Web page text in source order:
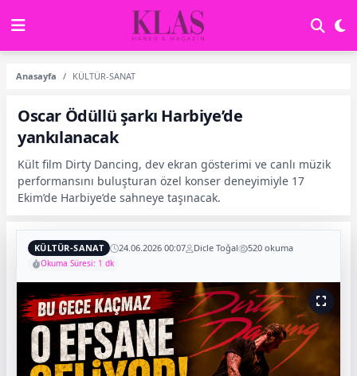
Anasayfa KÜLTÜR-SANAT
Oscar Ödüllü şarkı Harbiye’de
yankılanacak
Kült film Dirty Dancing, dev ekran gösterimi ve canlı müzik
performansını buluşturan özel konser deneyimiyle 17
Ekim’de Harbiye’de sahneye taşınacak.
KÜLTÜR-SANAT 24.06.2026 00:07 Dicle Toğal 520 okuma
Okuma Süresi: 1 dk